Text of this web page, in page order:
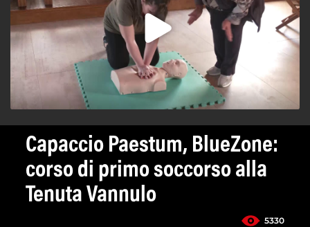
Capaccio Paestum, BlueZone:
corso di primo soccorso alla
Tenuta Vannulo
5330